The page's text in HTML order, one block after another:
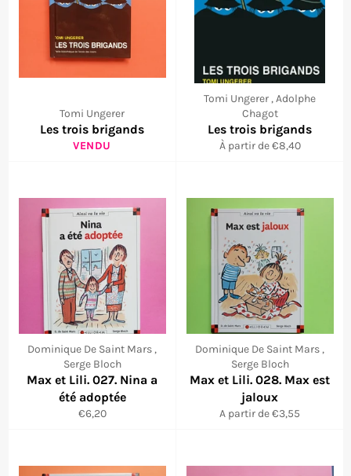
Tomi Ungerer
Les trois brigands
VENDU
Tomi Ungerer , Adolphe
Chagot
Les trois brigands
À partir de €8,40
Dominique De Saint Mars ,
Serge Bloch
Max et Lili. 027. Nina a
été adoptée
Prix
€6,20
Dominique De Saint Mars ,
Serge Bloch
Max et Lili. 028. Max est
jaloux
A partir de €3,55